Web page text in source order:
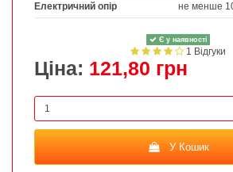
Електричний опір не менше
Є у наявності
1 Відгуки
Ціна: 121,80 грн
У Кошик